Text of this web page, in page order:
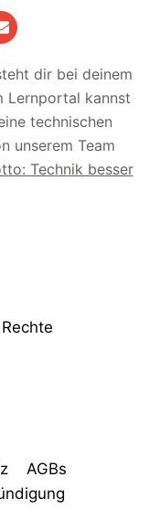
dir bei deinem
Lernportal kannst
technischen
unserem Team
Technik besser
AGBs